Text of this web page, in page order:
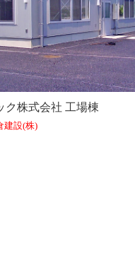
ク株式会社 工場棟
設(株)